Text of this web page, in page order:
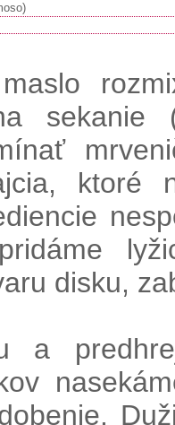
sekanie
ktoré
disku,
a